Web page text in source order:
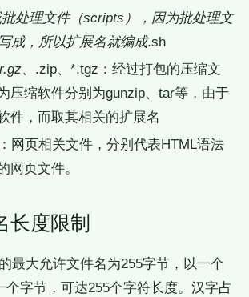
处理文件（scripts），因为批处理文
成，所以扩展名就编成.sh
、 .zip、*.tgz：经过打包的压缩文
压缩软件分别为gunzip、tar等，由于
件，而取其相关的扩展名
网页相关文件，分别代表HTML语法
网页文件。
长度限制
最大允许文件名为255字节，以一个
个字节，可达255个字符长度。汉字占